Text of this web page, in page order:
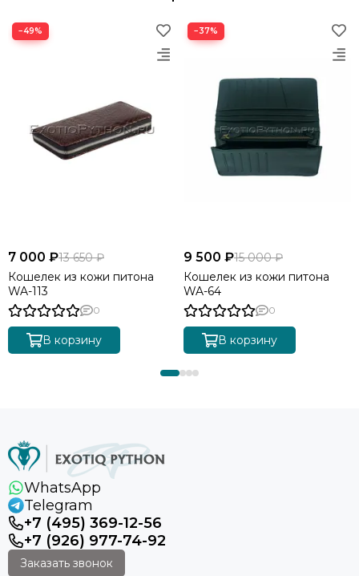
−49%
7 000 ₽13 650 ₽
Кошелек из кожи питона
WA-113
0
В корзину
−37%
9 500 ₽15 000 ₽
Кошелек из кожи питона
WA-64
0
В корзину
WhatsApp
Telegram
+7 (495) 369-12-56
+7 (926) 977-74-92
Заказать звонок